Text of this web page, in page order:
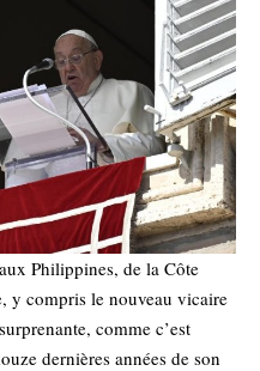
Philippines, de la Côte
y compris le nouveau vicaire
comme c’est
dernières années de son